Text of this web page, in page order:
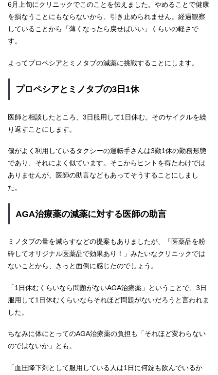
6月上旬にクリニックでこのことを伝えました。やめることで健康
を損なうことにもならないから、引き止められません。経過観察
していることから「薄くなったら戻せばいい」くらいの軽さで
す。
よってプロペシアとミノタブの減薬に挑戦することにします。
プロペシアとミノタブの3日1休
医師と相談したところ、3日服用して1日休む。そのサイクルを繰
り返すことにします。
僕がよく利用しているタクシーの運転手さんは3勤1休の勤務形態
であり、それによく似ています。そこからヒントを得たわけでは
ありませんが、医師の助言などもあってそうすることにしまし
た。
AGA治療薬の減薬に対する医師の助言
ミノタブの量を減らすなどの提案もありましたが、「医薬品を粉
砕してオリジナル医薬品で効果あり！」みたいなクリニックでは
ないことから、きっと面倒に感じたのでしょう。
「1日休むくらいなら問題がないAGA治療薬」ということで、3日
服用して1日休むくらいならそれほど問題がないだろうと言われま
した。
ちなみに体にとってのAGA治療薬の負担も「それほど変わらない
のではないか」とも。
「血圧降下剤として服用している人は1日に何錠も飲んでいるか